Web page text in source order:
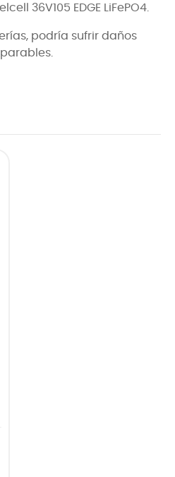
36V105 EDGE LiFePO4.
podría sufrir daños